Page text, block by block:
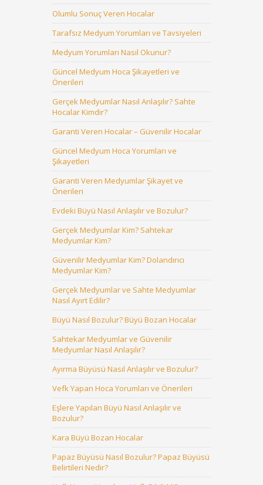
Olumlu Sonuç Veren Hocalar
Tarafsız Medyum Yorumları ve Tavsiyeleri
Medyum Yorumları Nasıl Okunur?
Güncel Medyum Hoca Şikayetleri ve
Önerileri
Gerçek Medyumlar Nasıl Anlaşılır? Sahte
Hocalar Kimdir?
Garanti Veren Hocalar – Güvenilir Hocalar
Güncel Medyum Hoca Yorumları ve
Şikayetleri
Garanti Veren Medyumlar Şikayet ve
Önerileri
Evdeki Büyü Nasıl Anlaşılır ve Bozulur?
Gerçek Medyumlar Kim? Sahtekar
Medyumlar Kim?
Güvenilir Medyumlar Kim? Dolandırıcı
Medyumlar Kim?
Gerçek Medyumlar ve Sahte Medyumlar
Nasıl Ayırt Edilir?
Büyü Nasıl Bozulur? Büyü Bozan Hocalar
Sahtekar Medyumlar ve Güvenilir
Medyumlar Nasıl Anlaşılır?
Ayırma Büyüsü Nasıl Anlaşılır ve Bozulur?
Vefk Yapan Hoca Yorumları ve Önerileri
Eşlere Yapılan Büyü Nasıl Anlaşılır ve
Bozulur?
Kara Büyü Bozan Hocalar
Papaz Büyüsü Nasıl Bozulur? Papaz Büyüsü
Belirtileri Nedir?